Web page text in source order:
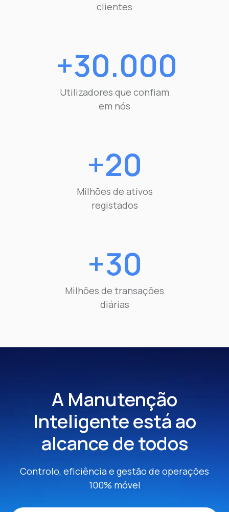
clientes
+30.000
Utilizadores que confiam
em nós
+20
Milhões de ativos
registados
+30
Milhões de transações
diárias
A Manutenção
Inteligenteestá ao
alcance de todos
Controlo, eficiência e gestão de operações
100% móvel